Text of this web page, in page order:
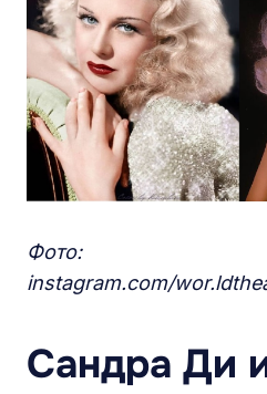
Фото:
instagram.com/
Сандра Ди